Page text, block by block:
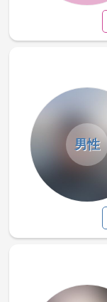
男性